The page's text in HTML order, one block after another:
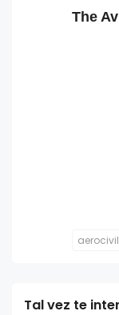
The
aerocivil
Tal vez te